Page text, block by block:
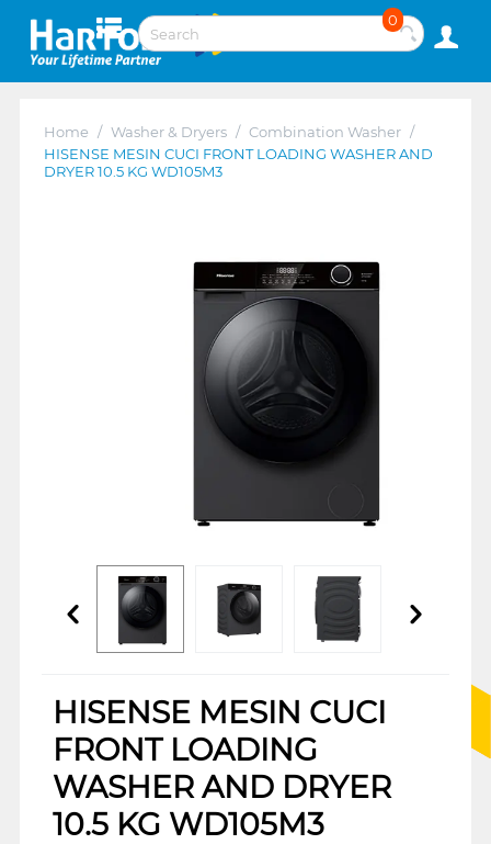
0
Home / Washer & Dryers / Combination Washer /
HISENSE MESIN CUCI FRONT LOADING WASHER AND
DRYER 10.5 KG WD105M3
HISENSE MESIN CUCI
FRONT LOADING
WASHER AND DRYER
10.5 KG WD105M3